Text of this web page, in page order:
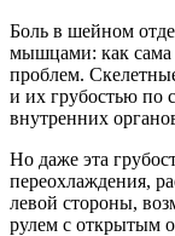
Боль в шейном
мышцами: как сама
проблем.
и их грубостью по
внутренних
Но даже эта
переохлаждения,
левой стороны,
рулем с открытым